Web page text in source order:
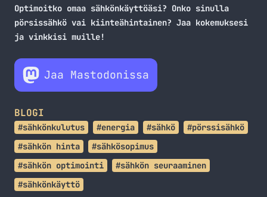
Optimoitko omaa sähkönkäyttöäsi? Onko sinulla
pörsissähkö vai kiinteähintainen? Jaa kokemuksesi
ja vinkkisi muille!
Jaa Mastodonissa
BLOGI
#sähkönkulutus #energia #sähkö
#pörssisähkö
#sähkön hinta
#sähkösopimus
#sähkön optimointi
#sähkön seuraaminen
#sähkönkäyttö